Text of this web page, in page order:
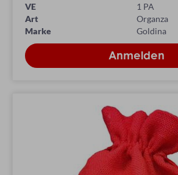
VE
1 PA
Art
Organza
Marke
Goldina